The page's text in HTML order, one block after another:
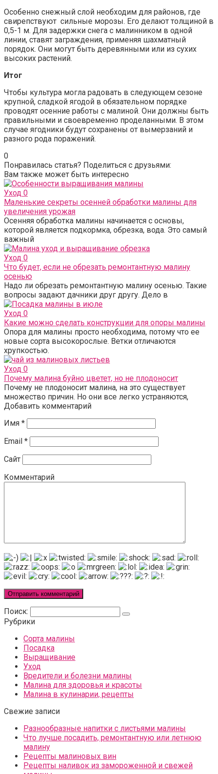
Особенно снежный слой необходим для районов, где
свирепствуют сильные морозы. Его делают толщиной в
0,5-1 м. Для задержки снега с малинником в одной
линии, ставят заграждения, применяя шахматный
порядок. Они могут быть деревянными или из сухих
высоких растений.
Итог
Чтобы культура могла радовать в следующем сезоне
крупной, сладкой ягодой в обязательном порядке
проводят осенние работы с малиной. Они должны быть
правильными и своевременно проделанными. В этом
случае ягодники будут сохранены от вымерзаний и
разного рода поражений.
0
Понравилась статья? Поделиться с друзьями:
Вам также может быть интересно
Уход 0
Маленькие секреты осенней обработки малины для
увеличения урожая
Осенняя обработка малины начинается с основы,
которой является подкормка, обрезка, вода. Это самый
важный
Уход 0
Что будет, если не обрезать ремонтантную малину
осенью
Надо ли обрезать ремонтантную малину осенью. Такие
вопросы задают дачники друг другу. Дело в
Уход 0
Какие можно сделать конструкции для опоры малины
Опора для малины просто необходима, потому что ее
новые сорта высокорослые. Ветки отличаются
хрупкостью.
Уход 0
Почему малина буйно цветет, но не плодоносит
Почему не плодоносит малина, на это существует
множество причин. Но они все легко устраняются,
Добавить комментарий
Имя *
Email *
Сайт
Комментарий
Поиск:
Рубрики
Сорта малины
Посадка
Выращивание
Уход
Вредители и болезни малины
Малина для здоровья и красоты
Малина в кулинарии, рецепты
Свежие записи
Разнообразные напитки с листьями малины
Что лучше посадить, ремонтантную или летнюю
малину
Рецепты малиновых вин
Рецепты наливок из замороженной и свежей